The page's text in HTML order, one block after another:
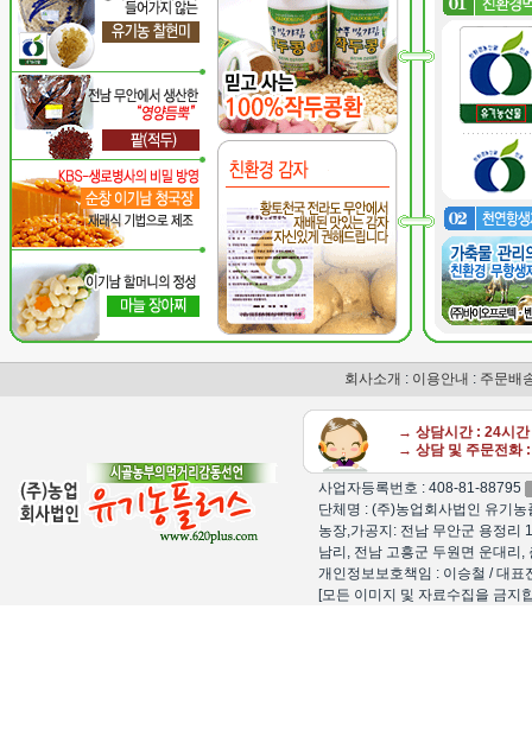
회사소개 : 이용안내 : 주문배
→ 상담시간 : 24시간
→ 상담 및 주문전화
사업자등록번호 : 408-81-88795
단체명 : (주)농업회사법인 유기
농장,가공지: 전남 무안군 용정리
남리, 전남 고흥군 두원면 운대리
개인정보보호책임 : 이승철 / 대
[모든 이미지 및 자료수집을 금지